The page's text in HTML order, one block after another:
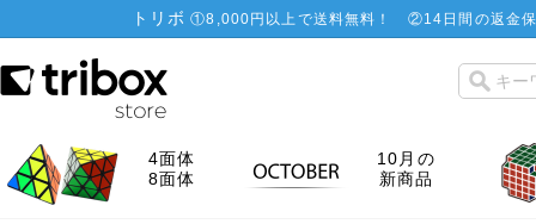
トリボ ①8,000円以上で送料無料！ ②14日間の返金
4面体
8面体
10月の
新商品